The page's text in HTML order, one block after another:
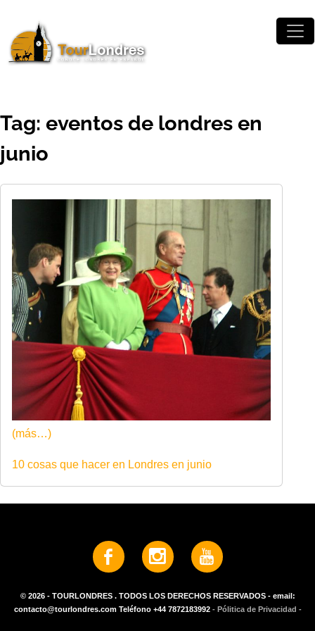
Tag: eventos de londres en
junio
(más…)
10 cosas que hacer en Londres en junio
© 2026 - TOURLONDRES . TODOS LOS DERECHOS RESERVADOS - email:
contacto@tourlondres.com Teléfono +44 7872183992 - Pólitica de Privacidad -